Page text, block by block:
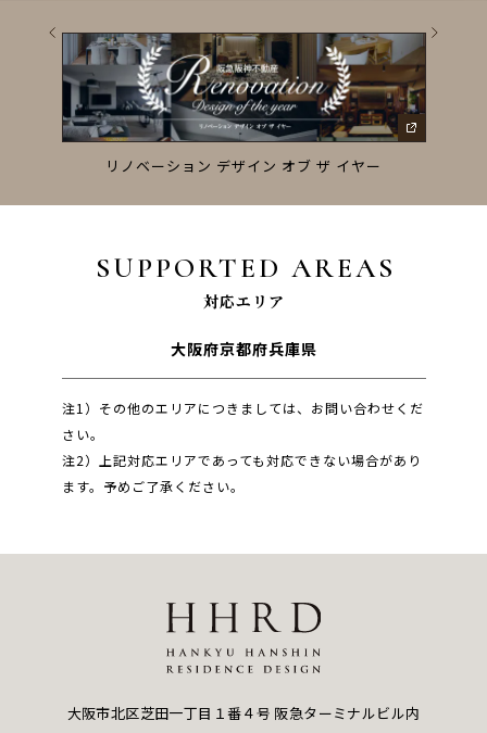
リノベーション デザイン オブ ザ イヤー
SUPPORTED AREAS
対応エリア
大阪府京都府兵庫県
注1）その他のエリアにつきましては、お問い合わせくだ
さい。
注2）上記対応エリアであっても対応できない場合があり
ます。予めご了承ください。
大阪市北区芝田一丁目１番４号 阪急ターミナルビル内